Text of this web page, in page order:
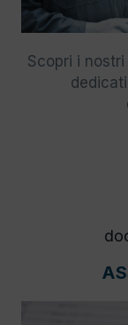
Scopri i